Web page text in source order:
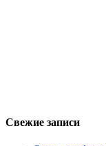
Свежие записи